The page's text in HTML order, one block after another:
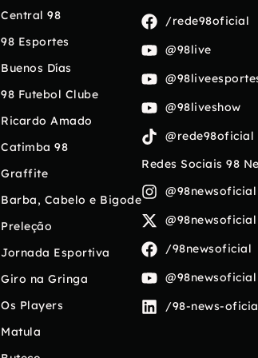
Central 98
98 Esportes
Buenos Días
98 Futebol Clube
Ricardo Amado
Catimba 98
Graffite
Barba, Cabelo e Bigode
Preleção
Jornada Esportiva
Giro na Gringa
Os Players
Matula
/rede98oficial
@98live
@98liveshow
@rede98oficial
Redes Sociais 98
@98newsoficial
@98newsoficial
/98newsoficial
@98newsoficial
/98-news-